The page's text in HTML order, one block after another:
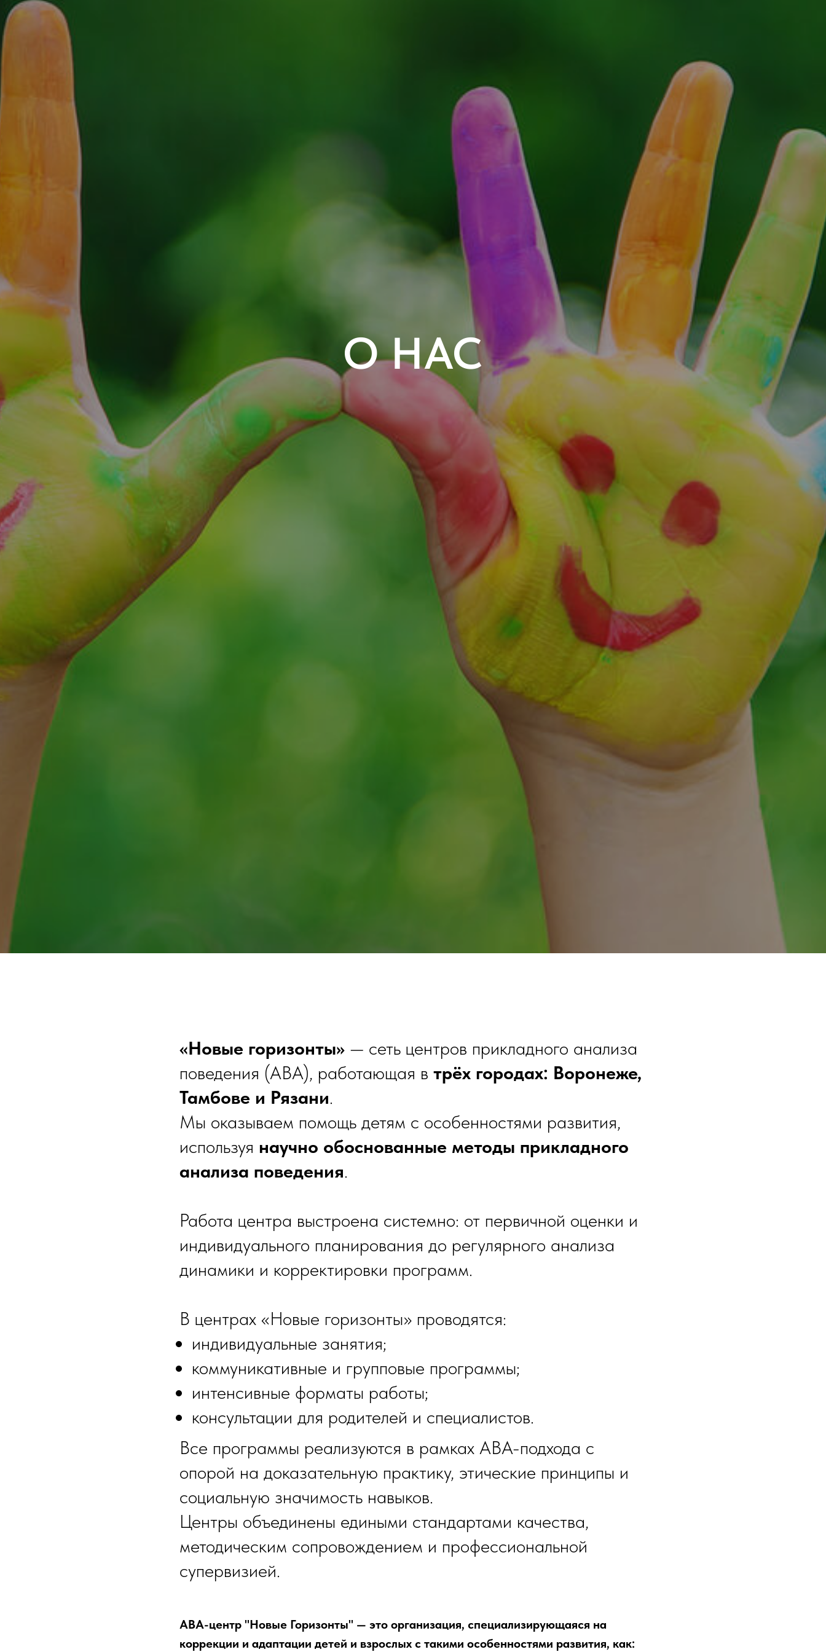
О НАС
«Новые горизонты» — сеть центров прикладного анализа
поведения (ABA), работающая в трёх городах: Воронеже,
Тамбове и Рязани.
Мы оказываем помощь детям с особенностями развития,
используя научно обоснованные методы прикладного
анализа поведения.
Работа центра выстроена системно: от первичной оценки и
индивидуального планирования до регулярного анализа
динамики и корректировки программ.
В центрах «Новые горизонты» проводятся:
индивидуальные занятия;
коммуникативные и групповые программы;
интенсивные форматы работы;
консультации для родителей и специалистов.
Все программы реализуются в рамках ABA-подхода с
опорой на доказательную практику, этические принципы и
социальную значимость навыков.
Центры объединены едиными стандартами качества,
методическим сопровождением и профессиональной
супервизией.
АВА-центр "Новые Горизонты" — это организация, специализирующаяся на
коррекции и адаптации детей и взрослых с такими особенностями развития, как: